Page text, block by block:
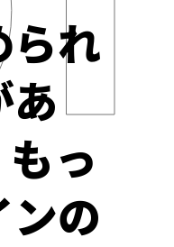
れ
っ
の